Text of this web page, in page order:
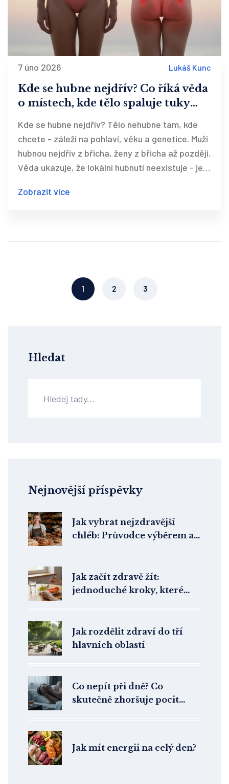
7 úno 2026 Lukáš Kunc
Kde se hubne nejdřív? Co říká věda
o místech, kde tělo spaluje tuky
Kde se hubne nejdřív? Tělo nehubne tam, kde
chcete - záleží na pohlaví, věku a genetice. Muži
hubnou nejdřív z břicha, ženy z břicha až později.
Věda ukazuje, že lokální hubnutí neexistuje - jen
Zobrazit více
1 2 3
Hledat
Nejnovější příspěvky
Jak vybrat nejzdravější
chléb: Průvodce výběrem a
Jak začít zdravě žít:
jednoduché kroky, které
Jak rozdělit zdraví do tří
hlavních oblastí
Co nepít při dně? Co
skutečně zhoršuje pocit
Jak mít energii na celý den?